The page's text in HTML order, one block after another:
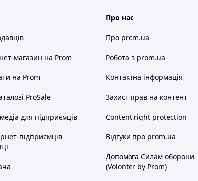
магазин на Prom
на Prom
ProSale
для підприємців
підприємців
Про нас
Про prom.ua
Робота в prom.ua
Контактна інформація
Захист прав на контент
Content right protection
Відгуки про prom.ua
Допомога Силам оборони
(Volonter by Prom)